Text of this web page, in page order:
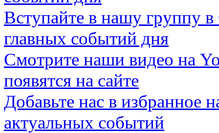
Вступайте в нашу группу в
главных событий дня
Смотрите наши видео на
появятся на сайте
Добавьте нас в избранное
актуальных событий